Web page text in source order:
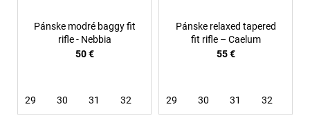
Pánske modré baggy fit
rifle - Nebbia
50 €
29 30 31 32
Pánske relaxed tapered
fit rifle – Caelum
55 €
29 30 31 32